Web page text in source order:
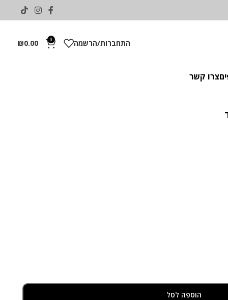
התחברות/הרשמה 0
₪0.00
צרו קשר
הוספה לסל